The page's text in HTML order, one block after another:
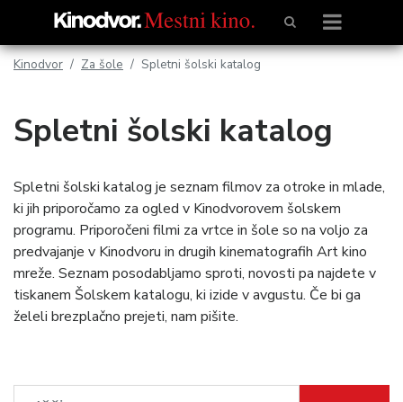
Kinodvor Za šole Spletni šolski katalog
Spletni šolski katalog
Spletni šolski katalog je seznam filmov za otroke in mlade,
ki jih priporočamo za ogled v Kinodvorovem šolskem
programu. Priporočeni filmi za vrtce in šole so na voljo za
predvajanje v Kinodvoru in drugih kinematografih Art kino
mreže. Seznam posodabljamo sproti, novosti pa najdete v
tiskanem Šolskem katalogu, ki izide v avgustu. Če bi ga
želeli brezplačno prejeti, nam pišite.